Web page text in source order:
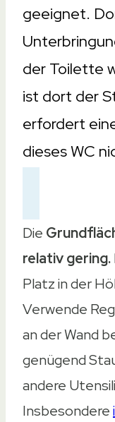
geeignet.
der Toilette
ist dort der
erfordert
dieses WC
Die
relativ gering.
Platz in der
Verwende
an der Wand
genügend
andere
Insbesondere